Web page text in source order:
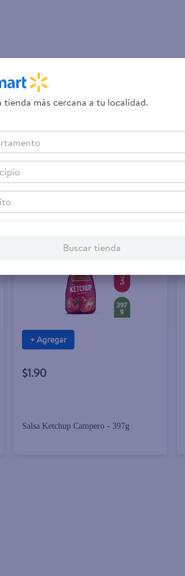
+ Agregar
$1.90
Salsa Ketchup Campero - 397g
tienda más cercana a tu localidad.
Buscar tienda